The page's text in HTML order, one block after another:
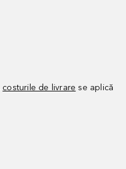
costurile de livrare se aplică